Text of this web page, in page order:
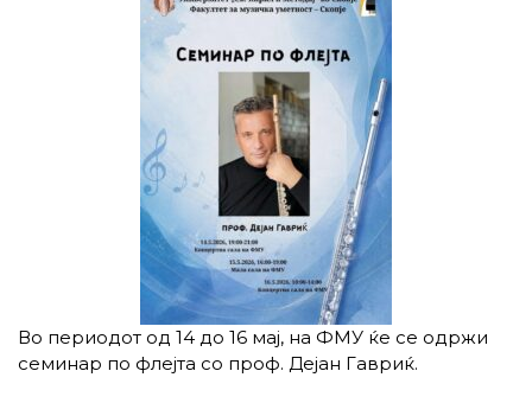
Во периодот од 14 до 16 мај, на ФМУ ќе се одржи
семинар по флејта со проф. Дејан Гавриќ.